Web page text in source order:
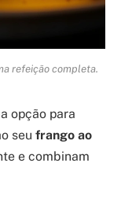
refeição completa.
opção para
seu frango ao
e combinam